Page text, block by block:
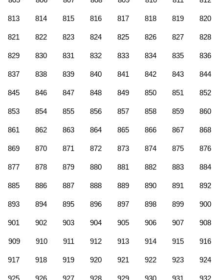
813 814 815 816 817 818 819 820
821 822 823 824 825 826 827 828
829 830 831 832 833 834 835 836
837 838 839 840 841 842 843 844
845 846 847 848 849 850 851 852
853 854 855 856 857 858 859 860
861 862 863 864 865 866 867 868
869 870 871 872 873 874 875 876
877 878 879 880 881 882 883 884
885 886 887 888 889 890 891 892
893 894 895 896 897 898 899 900
901 902 903 904 905 906 907 908
909 910 911 912 913 914 915 916
917 918 919 920 921 922 923 924